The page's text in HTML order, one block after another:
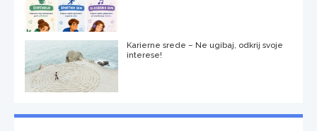
Karierne srede – Ne ugibaj, odkrij svoje
interese!